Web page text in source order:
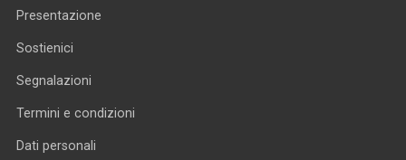
Presentazione
Sostienici
Segnalazioni
Termini e condizioni
Dati personali